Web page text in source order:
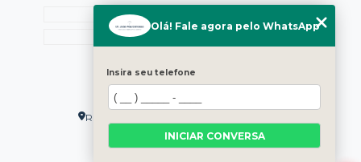
MAPA DO SITE
CONTATO
(48) 99901-6853
Rua Alameda Annita Hoepcke, 112 - Centro
Florianópolis - SC - CEP: 88010-120
Olá! Fale agora pelo WhatsApp
Insira seu telefone
INICIAR CONVERSA